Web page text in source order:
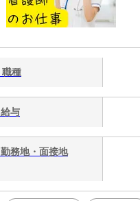
職種
給与
勤務地・面接地